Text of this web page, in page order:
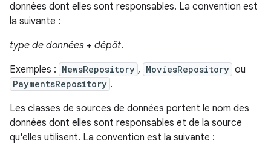
données dont elles sont responsables. La convention est
la suivante :
type de données + dépôt.
Exemples : NewsRepository , MoviesRepository ou
PaymentsRepository .
Les classes de sources de données portent le nom des
données dont elles sont responsables et de la source
qu'elles utilisent. La convention est la suivante :